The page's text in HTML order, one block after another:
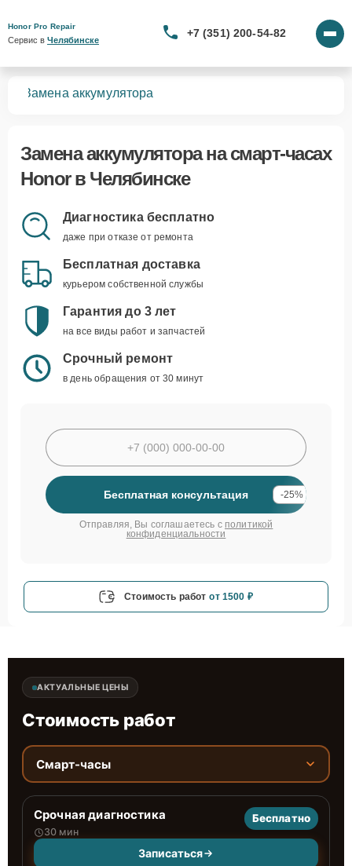
Honor Pro Repair
Сервис в Челябинске
+7 (351) 200-54-82
Замена аккумулятора
Замена аккумуляторана смарт-часах
Honor в Челябинске
Диагностика бесплатно
даже при отказе от ремонта
Бесплатная доставка
курьером собственной службы
Гарантия до 3 лет
на все виды работ и запчастей
Срочный ремонт
в день обращения от 30 минут
Бесплатная консультация -25%
Отправляя, Вы соглашаетесь с политикой
конфиденциальности
Стоимость работ от 1500 ₽
АКТУАЛЬНЫЕ ЦЕНЫ
Стоимость работ
Смарт-часы
Срочная диагностика
30 мин
Бесплатно
Записаться